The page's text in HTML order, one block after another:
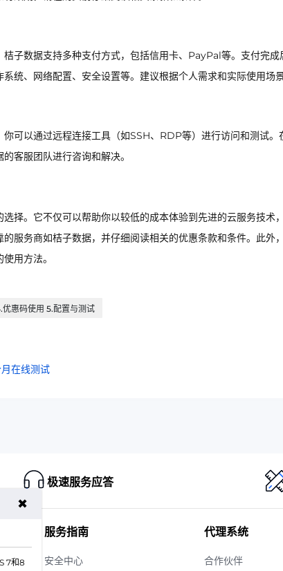
子数据支持多种支付方式，包括信用卡、PayPal等。支付完
统、网络配置、安全设置等。建议根据个人需求和实际使用场
可以通过远程连接工具（如SSH、RDP等）进行访问和测试。
客服团队进行咨询和解决。
择。它不仅可以帮助你以较低的成本体验到先进的云服务技术
服务商如桔子数据，并仔细阅读相关的优惠条款和条件。此外
用方法。
惠码使用 5.配置与测试
在线测试
极速服务应答
服务指南
安全中心
代理系统
合作伙伴
✖
7和8